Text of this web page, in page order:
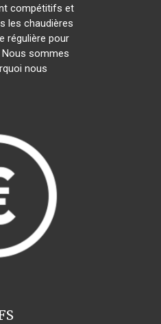
compétitifs et
les chaudières
régulière pour
Nous sommes
nous